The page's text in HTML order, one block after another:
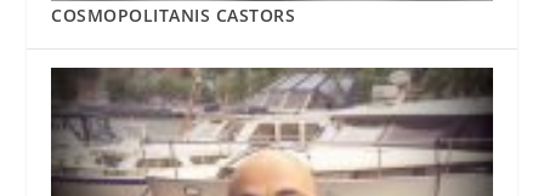
COSMOPOLITANIS CASTORS